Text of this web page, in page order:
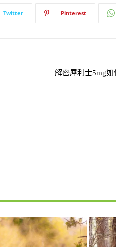
Twitter Pinterest
解密犀利士5mg